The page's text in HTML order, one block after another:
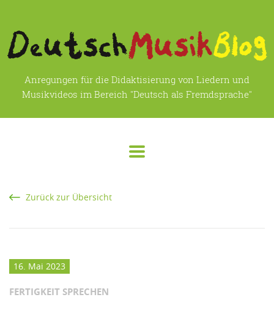
Anregungen für die Didaktisierung von Liedern und
Musikvideos im Bereich "Deutsch als Fremdsprache"
Zurück zur Übersicht
16. Mai 2023
FERTIGKEIT SPRECHEN